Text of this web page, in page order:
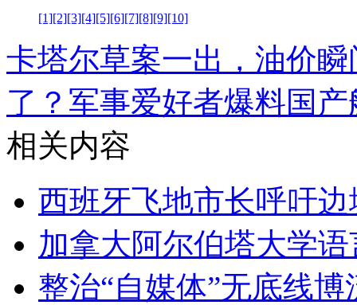
[1][2][3][4][5][6][7][8][9][10]
卡塔尔草案一出，油价
了？ 军事爱好者爆料国
相关内容
西班牙飞地市长呼吁
加拿大阿尔伯塔大学
整治“自媒体”无底线